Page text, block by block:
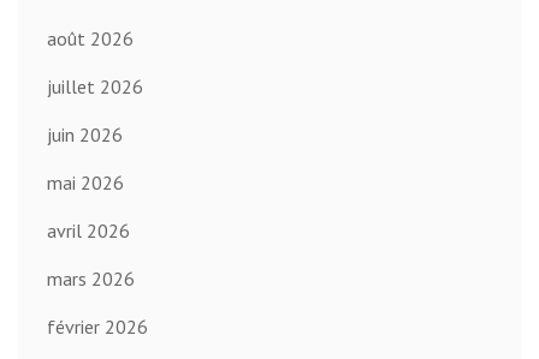
août 2026
juillet 2026
juin 2026
mai 2026
avril 2026
mars 2026
février 2026